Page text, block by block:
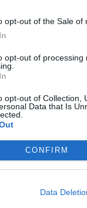
opt-out of the Sale of
opt-out of
opt-out of Collection,
Data that Is
CONFIRM
Data
CUP
Cup: il
definiti questo
dell’European
europea al
/ 28.06.2022